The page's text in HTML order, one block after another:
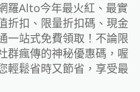
羅Alto今年最火紅、最實
折扣、限量折扣碼、現金
一站式免費領取！不論限
群瘋傳的神秘優惠碼，喔
輕鬆省時又節省，享受最